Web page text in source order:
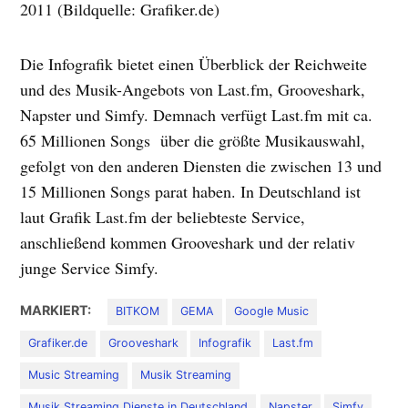
2011 (Bildquelle: Grafiker.de)
Die Infografik bietet einen Überblick der Reichweite
und des Musik-Angebots von Last.fm, Grooveshark,
Napster und Simfy. Demnach verfügt Last.fm mit ca.
65 Millionen Songs über die größte Musikauswahl,
gefolgt von den anderen Diensten die zwischen 13 und
15 Millionen Songs parat haben. In Deutschland ist
laut Grafik Last.fm der beliebteste Service,
anschließend kommen Grooveshark und der relativ
junge Service Simfy.
MARKIERT: BITKOM GEMA Google Music
Grafiker.de Grooveshark Infografik Last.fm
Music Streaming Musik Streaming